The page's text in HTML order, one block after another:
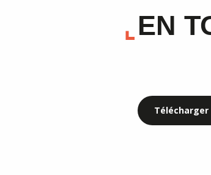
EN
Télécharger